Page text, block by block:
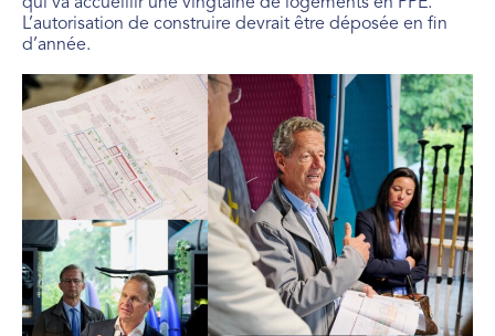
L’autorisation de construire devrait être déposée en fin
d’année.